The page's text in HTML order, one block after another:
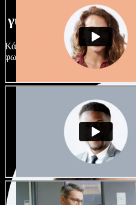
Τεράστια
γυναικείων φωνών
Κάθε έργο είναι μοναδικό.
φωνής & διαλέκτους και κάν’